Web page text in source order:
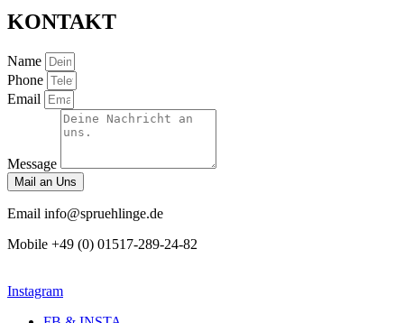
KONTAKT
Name
Phone
Email
Message
Mail an Uns
Email info@spruehlinge.de
Mobile +49 (0) 01517-289-24-82
Instagram